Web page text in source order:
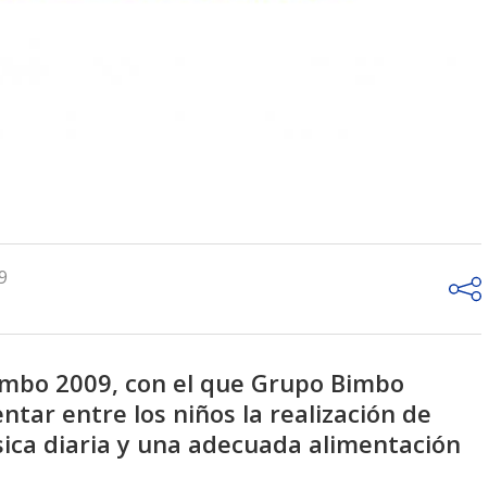
2009, con el que Grupo Bimbo
entre los niños la realización de
diaria y una adecuada alimentación